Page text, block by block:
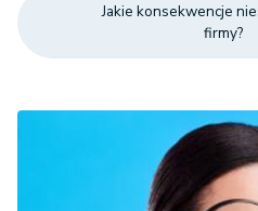
Jakie konsekwencje
firmy?